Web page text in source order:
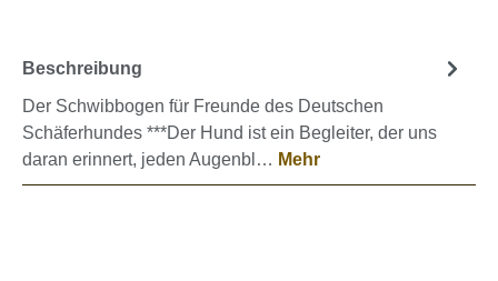
Beschreibung
Der Schwibbogen für Freunde des Deutschen
Schäferhundes ***Der Hund ist ein Begleiter, der uns
daran erinnert, jeden Augenbl… Mehr